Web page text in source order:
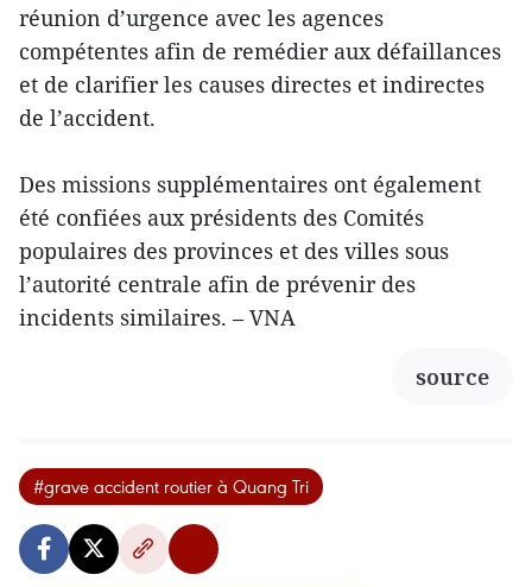
réunion d’urgence avec les agences
compétentes afin de remédier aux défaillances
et de clarifier les causes directes et indirectes
de l’accident.
Des missions supplémentaires ont également
été confiées aux présidents des Comités
populaires des provinces et des villes sous
l’autorité centrale afin de prévenir des
incidents similaires. – VNA
source
#grave accident routier à Quang Tri